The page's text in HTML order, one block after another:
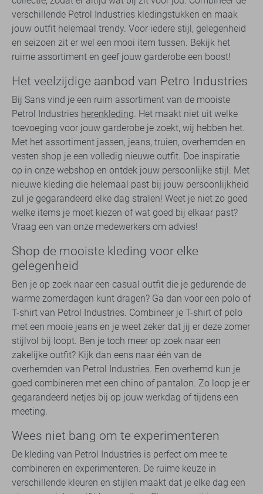
verschillende Petrol Industries kledingstukken en maak
jouw outfit helemaal trendy. Voor iedere stijl, gelegenheid
en seizoen zit er wel een mooi item tussen. Bekijk het
ruime assortiment en geef jouw garderobe een boost!
Het veelzijdige aanbod van Petro Industries
Bij Sans vind je een ruim assortiment van de mooiste
Petrol Industries herenkleding. Het maakt niet uit welke
toevoeging voor jouw garderobe je zoekt, wij hebben het.
Met het assortiment jassen, jeans, truien, overhemden en
vesten shop je een volledig nieuwe outfit. Doe inspiratie
op in onze webshop en ontdek jouw persoonlijke stijl. Met
nieuwe kleding die helemaal past bij jouw persoonlijkheid
zul je gegarandeerd elke dag stralen! Weet je niet zo goed
welke items je moet kiezen of wat goed bij elkaar past?
Vraag een van onze medewerkers om advies!
Shop de mooiste kleding voor elke
gelegenheid
Ben je op zoek naar een casual outfit die je gedurende de
warme zomerdagen kunt dragen? Ga dan voor een polo of
T-shirt van Petrol Industries. Combineer je T-shirt of polo
met een mooie jeans en je weet zeker dat jij er deze zomer
stijlvol bij loopt. Ben je toch meer op zoek naar een
zakelijke outfit? Kijk dan eens naar één van de
overhemden van Petrol Industries. Een overhemd kun je
goed combineren met een chino of pantalon. Zo loop je er
gegarandeerd netjes bij op jouw werkdag of tijdens een
meeting.
Wees niet bang om te experimenteren
De kleding van Petrol Industries is perfect om mee te
combineren en experimenteren. De ruime keuze in
verschillende kleuren en stijlen maakt dat je elke dag een